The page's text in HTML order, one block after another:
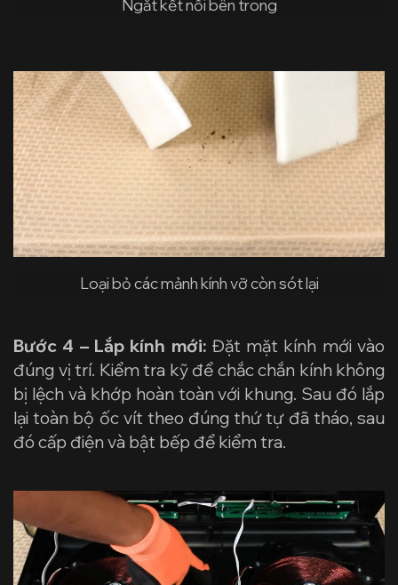
Ngắt kết nối bên trong
Loại bỏ các mảnh kính vỡ còn sót lại
Bước 4 – Lắp kính mới: Đặt mặt kính mới vào
đúng vị trí. Kiểm tra kỹ để chắc chắn kính không
bị lệch và khớp hoàn toàn với khung. Sau đó lắp
lại toàn bộ ốc vít theo đúng thứ tự đã tháo, sau
đó cấp điện và bật bếp để kiểm tra.